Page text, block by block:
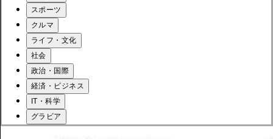
スポーツ
クルマ
ライフ・文化
社会
政治・国際
経済・ビジネス
IT・科学
グラビア